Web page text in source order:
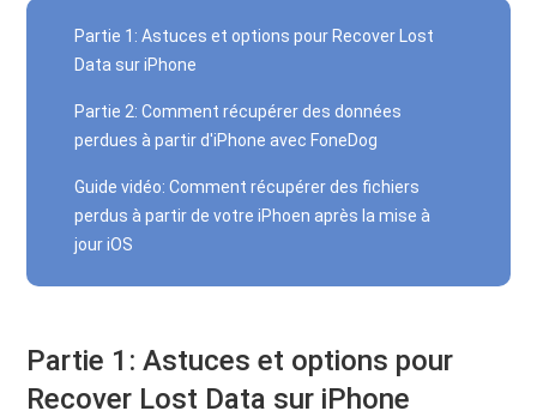
Partie 1: Astuces et options pour Recover Lost
Data sur iPhone
Partie 2: Comment récupérer des données
perdues à partir d'iPhone avec FoneDog
Guide vidéo: Comment récupérer des fichiers
perdus à partir de votre iPhoen après la mise à
jour iOS
Partie 1: Astuces et options pour
Recover Lost Data sur iPhone